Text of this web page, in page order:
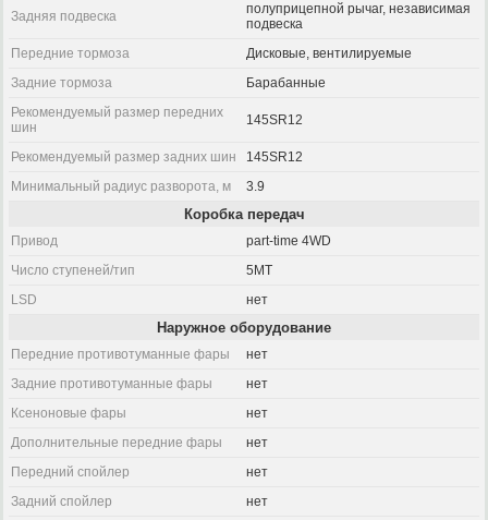
Задняя подвеска
полуприцепной рычаг, независимая
подвеска
Передние тормоза
Дисковые, вентилируемые
Задние тормоза
Барабанные
Рекомендуемый размер передних
шин
145SR12
Рекомендуемый размер задних шин
145SR12
Минимальный радиус разворота, м
3.9
Коробка передач
Привод
part-time 4WD
Число ступеней/тип
5MT
LSD
нет
Наружное оборудование
Передние противотуманные фары
нет
Задние противотуманные фары
нет
Ксеноновые фары
нет
Дополнительные передние фары
нет
Передний спойлер
нет
Задний спойлер
нет